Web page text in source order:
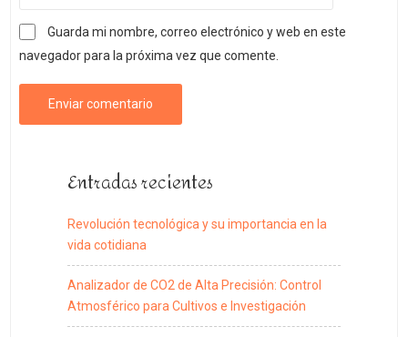
Guarda mi nombre, correo electrónico y web en este
navegador para la próxima vez que comente.
Entradas recientes
Revolución tecnológica y su importancia en la
vida cotidiana
Analizador de CO2 de Alta Precisión: Control
Atmosférico para Cultivos e Investigación